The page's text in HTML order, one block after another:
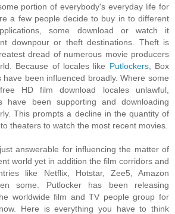
portion of everybody's everyday life for
a few people decide to buy in to different
some download or watch it
downpour or theft destinations. Theft is
dread of numerous movie producers
Because of locales like Putlockers, Box
have been influenced broadly. Where some
HD film download locales unlawful,
have been supporting and downloading
This prompts a decline in the quantity of
theaters to watch the most recent movies.
answerable for influencing the matter of
world yet in addition the film corridors and
like Netflix, Hotstar, Zee5, Amazon
some. Putlocker has been releasing
worldwide film and TV people group for
Here is everything you have to think